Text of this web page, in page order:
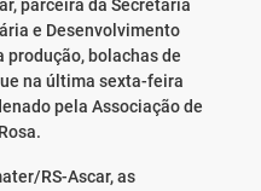
parceira da Secretaria
e Desenvolvimento
produção, bolachas de
na última sexta-feira
pela Associação de
RS-Ascar, as